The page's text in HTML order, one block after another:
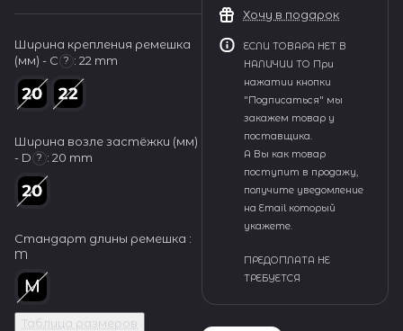
Ширина крепления ремешка
(мм) - С ? : 22 mm
Ширина возле застёжки (мм)
- D ? : 20 mm
Стандарт длины ремешка :
M
Таблица размеров
Хочу в подарок
ЕСЛИ ТОВАРА НЕТ В
НАЛИЧИИ ТО При
нажатии кнопки
"Подписаться" мы
закажем товар у
поставщика.
А Вы как товар
поступит в продажу,
получите уведомление
на Email который
укажете.
ПРЕДОПЛАТА НЕ
ТРЕБУЕТСЯ